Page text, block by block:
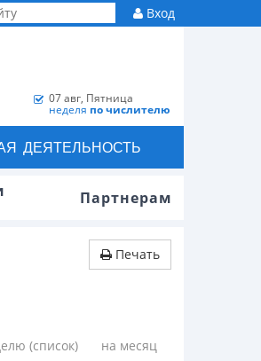
Вход
07 авг, Пятница
неделя по числителю
ДЕЯТЕЛЬНОСТЬ
Партнерам
Печать
(список) на месяц